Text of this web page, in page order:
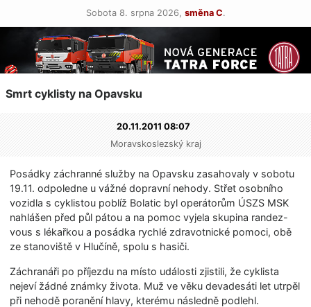
Sobota 8. srpna 2026, směna C.
Smrt cyklisty na Opavsku
20.11.2011 08:07
Moravskoslezský kraj
Posádky záchranné služby na Opavsku zasahovaly v sobotu
19.11. odpoledne u vážné dopravní nehody. Střet osobního
vozidla s cyklistou poblíž Bolatic byl operátorům ÚSZS MSK
nahlášen před půl pátou a na pomoc vyjela skupina randez-
vous s lékařkou a posádka rychlé zdravotnické pomoci, obě
ze stanoviště v Hlučíně, spolu s hasiči.
Záchranáři po příjezdu na místo události zjistili, že cyklista
nejeví žádné známky života. Muž ve věku devadesáti let utrpěl
při nehodě poranění hlavy, kterému následně podlehl.